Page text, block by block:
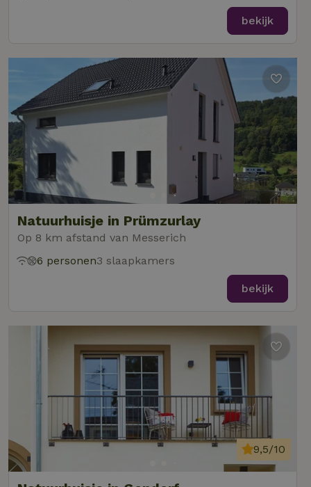
bekijk
Natuurhuisje in Prümzurlay
Op 8 km afstand van Messerich
6 personen3 slaapkamers
bekijk
9,5/10